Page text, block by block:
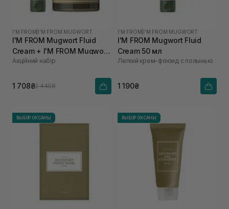
I'M FROM I'M FROM MUGWORT
I'M FROM Mugwort Fluid
Cream + I'M FROM Mugwort
Mask
Акційний набір
1 708₴2 440₴
I'M FROM I'M FROM MUGWORT
I'M FROM Mugwort Fluid
Cream 50 мл
Легкий крем-флюид с полынью
1 190₴
ВЫБОР ОКСАНЫ ВЫБОР ОКСАНЫ